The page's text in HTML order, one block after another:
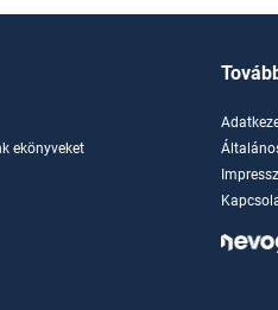
ekönyveket